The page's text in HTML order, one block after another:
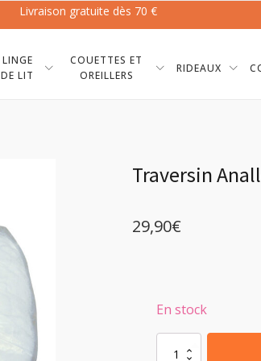
Livraison gratuite dès 70 €
LINGE
DE LIT
COUETTES ET
OREILLERS
RIDEAUX
Traversin
29,90€
En stock
quantité